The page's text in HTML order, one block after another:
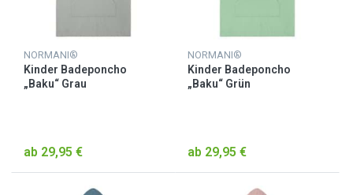
NORMANI®
Kinder Badeponcho
„Baku“ Grau
ab 29,95 €
NORMANI®
Kinder Badeponcho
„Baku“ Grün
ab 29,95 €